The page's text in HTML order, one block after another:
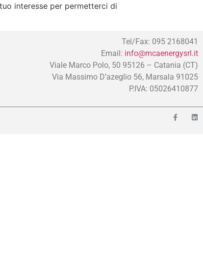
interesse per permetterci di
Tel/Fax: 095 2168041
Email: info@mcaenergysrl.it
Viale Marco Polo, 50 95126 – Catania (CT)
Via Massimo D’azeglio 56, Marsala 91025
P.IVA: 05026410877